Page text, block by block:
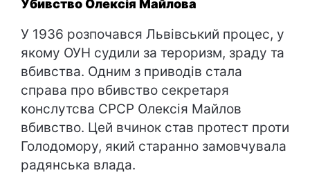
Убивство Олексія Майлова
У 1936 розпочався Львівський процес, у
якому ОУН судили за тероризм, зраду та
вбивства. Одним з приводів стала
справа про вбивство секретаря
конслутсва СРСР Олексія Майлов
вбивство. Цей вчинок став протест проти
Голодомору, який старанно замовчувала
радянська влада.